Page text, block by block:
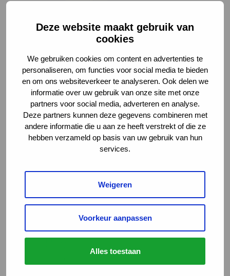
Deze website maakt gebruik van
cookies
We gebruiken cookies om content en advertenties te
personaliseren, om functies voor social media te bieden
en om ons websiteverkeer te analyseren. Ook delen we
informatie over uw gebruik van onze site met onze
partners voor social media, adverteren en analyse.
Deze partners kunnen deze gegevens combineren met
andere informatie die u aan ze heeft verstrekt of die ze
hebben verzameld op basis van uw gebruik van hun
services.
Weigeren
Voorkeur aanpassen
Alles toestaan
Arbeidsongeschiktheidsverzekeringen
Claimbeoordeling
Letselschade
UWV WERKbedrijf
Wet verbetering poortwachter
Kennis en leren
Richtlijnen en toepassing
Interactieve tools
Leidraden
Methoden en instrumenten
Voorbeeldcasuïstiek
Werkwijzen en handreikingen
Terug
Kennisbibliotheek Chronisch Werkt
Werkwijs – de podcast van het AKC
Evenementen
Over ons
Bestuur